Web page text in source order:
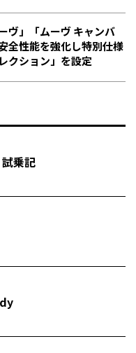
ヴ」「ムーヴ キャンバ
性能を強化し特別仕様
クション」を設定
乗記